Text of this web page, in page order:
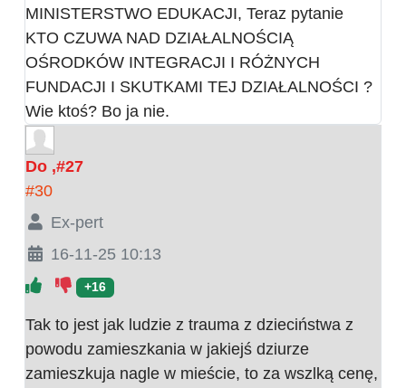
MINISTERSTWO EDUKACJI, Teraz pytanie
KTO CZUWA NAD DZIAŁALNOŚCIĄ
OŚRODKÓW INTEGRACJI I RÓŻNYCH
FUNDACJI I SKUTKAMI TEJ DZIAŁALNOŚCI ?
Wie ktoś? Bo ja nie.
Do ,#27
#30
Ex-pert
16-11-25 10:13
+16
Tak to jest jak ludzie z trauma z dzieciństwa z
powodu zamieszkania w jakiejś dziurze
zamieszkuja nagle w mieście, to za wszlką cenę,